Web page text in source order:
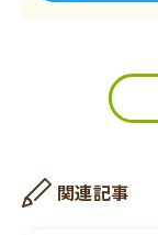
関連記事